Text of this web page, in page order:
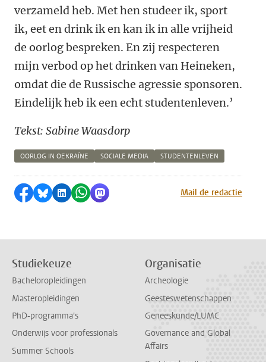
verzameld heb. Met hen studeer ik, sport
ik, eet en drink ik en kan ik in alle vrijheid
de oorlog bespreken. En zij respecteren
mijn verbod op het drinken van Heineken,
omdat die de Russische agressie sponsoren.
Eindelijk heb ik een echt studentenleven.’
Tekst: Sabine Waasdorp
OORLOG IN OEKRAÏNE SOCIALE MEDIA STUDENTENLEVEN
Delen op Facebook
Delen via Bluesky
Delen op LinkedIn
Delen via WhatsApp
Delen via MastodonMail de redactie
Studiekeuze
Bacheloropleidingen
Masteropleidingen
PhD-programma's
Onderwijs voor professionals
Summer Schools
Organisatie
Archeologie
Geesteswetenschappen
Geneeskunde/LUMC
Governance and Global
Affairs